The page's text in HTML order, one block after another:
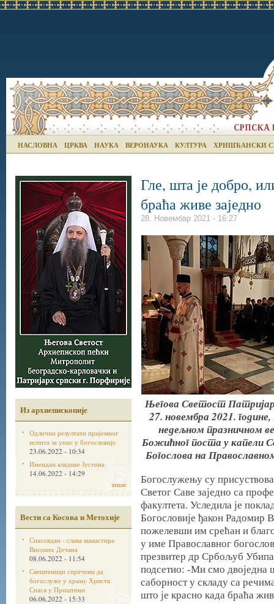
НАСЛОВНА ЦРКВА НАУКА ВЕРОНАУКА КУЛТУРА ХРИШЋАНСКИ
Из архиепископије
Одлични резултати пријемног
испита за упис у богословије
23.06.2022 - 10:34
Имендан владике Јустина
14.06.2022 - 14:29
више
Вести са Косова и Метохије
Спасовдан - слава манастира
Високих Дечана
08.06.2022 - 11:54
Свештеници спречени да
богослуже у храму Христа
Спаса у Приштини
06.06.2022 - 15:33
Гле, шта је добро,
браћа живе заједно
28. Новембар 2021 - 16:27
Његова Светост
27. новембра 2021.
недељном празничном
Божићног поста у капели
Богослова на
Богослужењу су
Светог Саве заједно са
факултета. Уследила је
Богословије ђакон Радомир
пожелевши им срећан и
у име Православног
презвитер др Србољуб
подсетио: -Ми смо двоједна
саборност у складу са
што је красно када браћа